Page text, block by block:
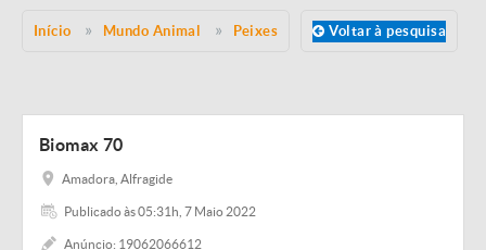
Início Mundo Animal Peixes Voltar à pesquisa
Biomax 70
Amadora, Alfragide
Publicado às 05:31h, 7 Maio 2022
Anúncio: 19062066612